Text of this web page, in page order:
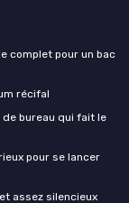
complet pour un bac
récifal
bureau qui fait le
pour se lancer
assez silencieux